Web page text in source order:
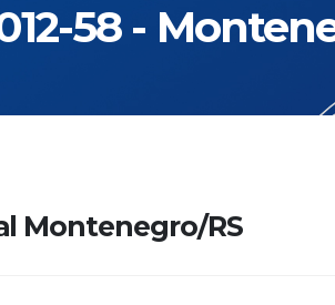
58 -
Montenegro/RS